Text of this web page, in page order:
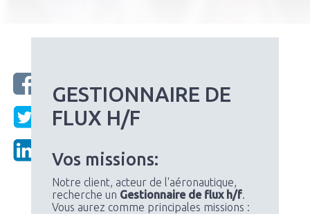
GESTIONNAIRE DE
FLUX H/F
Vos missions:
Notre client, acteur de l'aéronautique,
recherche un Gestionnaire de flux h/f.
Vous aurez comme principales missions :